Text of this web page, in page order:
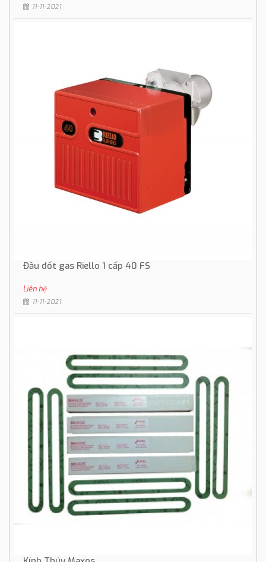
11-11-2021
Đầu đốt gas Riello 1 cấp 40 FS
Liên hệ
11-11-2021